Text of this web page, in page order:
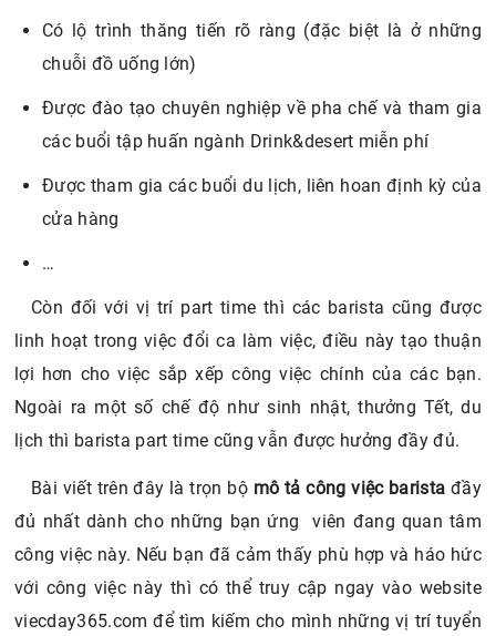
Có lộ trình thăng tiến rõ ràng (đặc biệt là ở những
chuỗi đồ uống lớn)
Được đào tạo chuyên nghiệp về pha chế và tham gia
các buổi tập huấn ngành Drink&desert miễn phí
Được tham gia các buổi du lịch, liên hoan định kỳ của
cửa hàng
…
Còn đối với vị trí part time thì các barista cũng được
linh hoạt trong việc đổi ca làm việc, điều này tạo thuận
lợi hơn cho việc sắp xếp công việc chính của các bạn.
Ngoài ra một số chế độ như sinh nhật, thưởng Tết, du
lịch thì barista part time cũng vẫn được hưởng đầy đủ.
Bài viết trên đây là trọn bộ mô tả công việc barista đầy
đủ nhất dành cho những bạn ứng viên đang quan tâm
công việc này. Nếu bạn đã cảm thấy phù hợp và háo hức
với công việc này thì có thể truy cập ngay vào website
viecday365.com để tìm kiếm cho mình những vị trí tuyển